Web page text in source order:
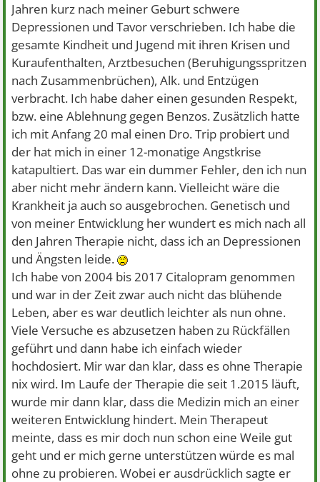
Jahren kurz nach meiner Geburt schwere
Depressionen und Tavor verschrieben. Ich habe die
gesamte Kindheit und Jugend mit ihren Krisen und
Kuraufenthalten, Arztbesuchen (Beruhigungsspritzen
nach Zusammenbrüchen), Alk. und Entzügen
verbracht. Ich habe daher einen gesunden Respekt,
bzw. eine Ablehnung gegen Benzos. Zusätzlich hatte
ich mit Anfang 20 mal einen Dro. Trip probiert und
der hat mich in einer 12-monatige Angstkrise
katapultiert. Das war ein dummer Fehler, den ich nun
aber nicht mehr ändern kann. Vielleicht wäre die
Krankheit ja auch so ausgebrochen. Genetisch und
von meiner Entwicklung her wundert es mich nach all
den Jahren Therapie nicht, dass ich an Depressionen
und Ängsten leide.
Ich habe von 2004 bis 2017 Citalopram genommen
und war in der Zeit zwar auch nicht das blühende
Leben, aber es war deutlich leichter als nun ohne.
Viele Versuche es abzusetzen haben zu Rückfällen
geführt und dann habe ich einfach wieder
hochdosiert. Mir war dan klar, dass es ohne Therapie
nix wird. Im Laufe der Therapie die seit 1.2015 läuft,
wurde mir dann klar, dass die Medizin mich an einer
weiteren Entwicklung hindert. Mein Therapeut
meinte, dass es mir doch nun schon eine Weile gut
geht und er mich gerne unterstützen würde es mal
ohne zu probieren. Wobei er ausdrücklich sagte er